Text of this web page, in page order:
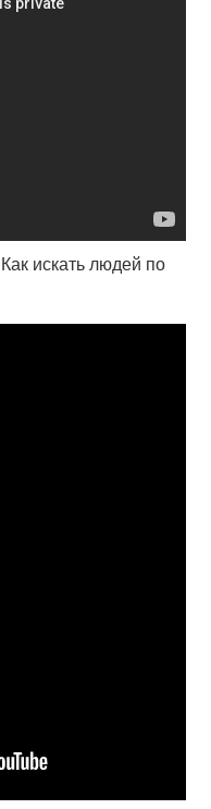
искать людей по